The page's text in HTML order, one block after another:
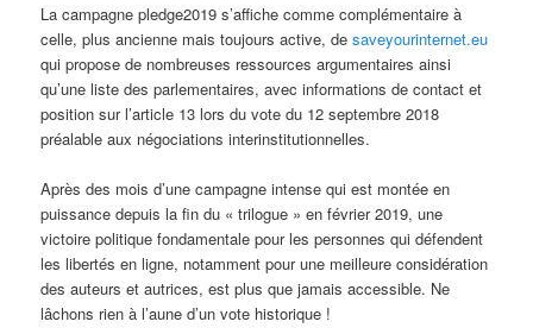
La campagne pledge2019 s’affiche comme complémentaire à
celle, plus ancienne mais toujours active, desaveyourinternet.eu
qui propose de nombreuses ressources argumentaires ainsi
qu’une liste des parlementaires, avec informations de contact et
position sur l’article 13 lors du vote du 12 septembre 2018
préalable aux négociations interinstitutionnelles.
Après des mois d’une campagne intense qui est montée en
puissance depuis la fin du « trilogue » en février 2019, une
victoire politique fondamentale pour les personnes qui défendent
les libertés en ligne, notamment pour une meilleure considération
des auteurs et autrices, est plus que jamais accessible. Ne
lâchons rien à l’aune d’un vote historique !